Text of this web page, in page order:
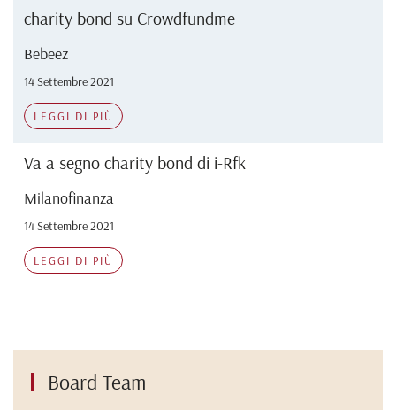
charity bond su Crowdfundme
Bebeez
14 Settembre 2021
LEGGI DI PIÙ
Va a segno charity bond di i-Rfk
Milanofinanza
14 Settembre 2021
LEGGI DI PIÙ
Board Team